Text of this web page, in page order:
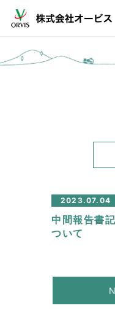
2023.07.04
中間報告書
ついて